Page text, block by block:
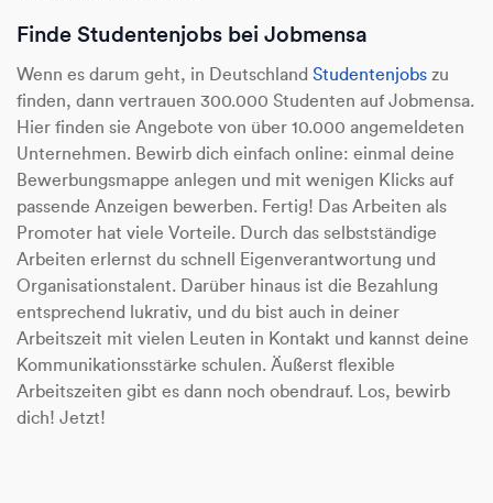
Finde Studentenjobs bei Jobmensa
Wenn es darum geht, in Deutschland Studentenjobs zu
finden, dann vertrauen 300.000 Studenten auf Jobmensa.
Hier finden sie Angebote von über 10.000 angemeldeten
Unternehmen. Bewirb dich einfach online: einmal deine
Bewerbungsmappe anlegen und mit wenigen Klicks auf
passende Anzeigen bewerben. Fertig! Das Arbeiten als
Promoter hat viele Vorteile. Durch das selbstständige
Arbeiten erlernst du schnell Eigenverantwortung und
Organisationstalent. Darüber hinaus ist die Bezahlung
entsprechend lukrativ, und du bist auch in deiner
Arbeitszeit mit vielen Leuten in Kontakt und kannst deine
Kommunikationsstärke schulen. Äußerst flexible
Arbeitszeiten gibt es dann noch obendrauf. Los, bewirb
dich! Jetzt!